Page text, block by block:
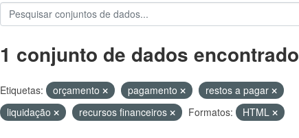
1 conjunto de dados encontrado
Etiquetas: orçamento pagamento
restos a pagar
liquidação
recursos financeiros Formatos: HTML